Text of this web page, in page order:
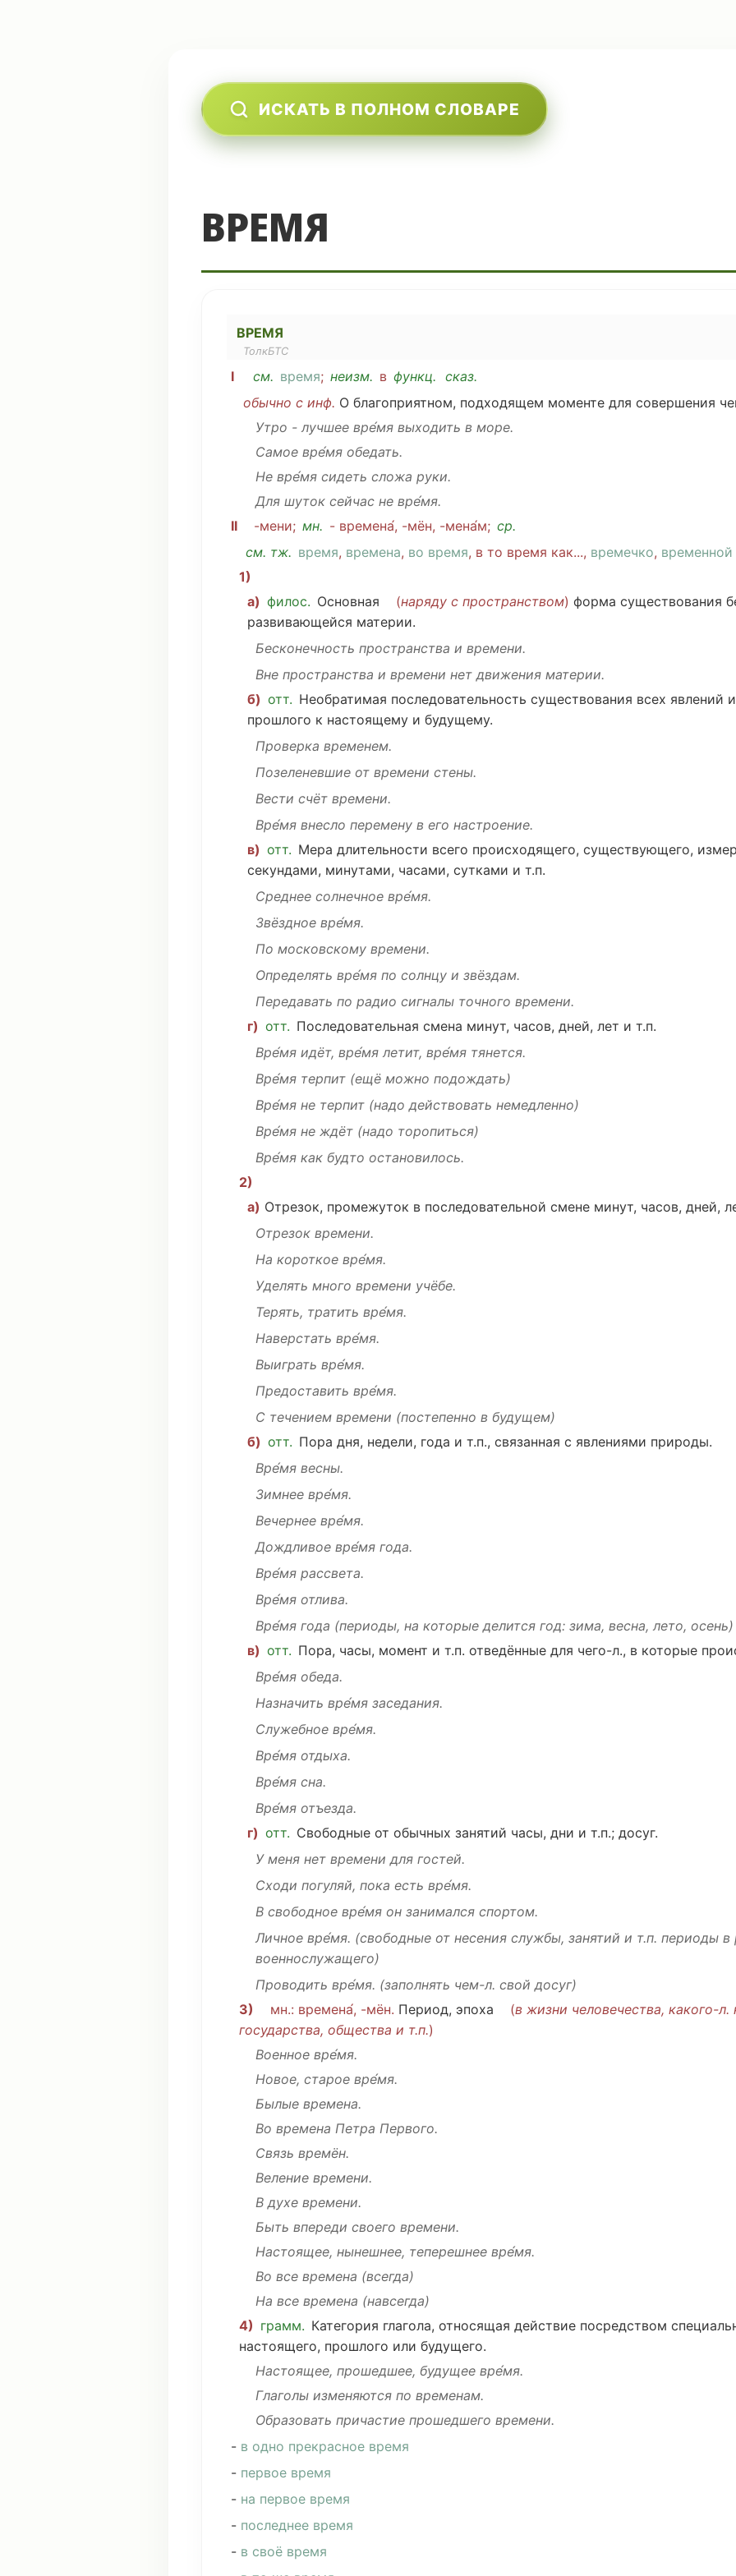
ИСКАТЬ В ПОЛНОМ СЛОВАРЕ
ВРЕМЯ
ВРЕМЯ
ТолкБТС
I см. время; неизм. в функц. сказ.
обычно с инф. О благоприятном, подходящем моменте для совершения
Утро -лучшее вре́мя выходить в море.
Самое вре́мя обедать.
Не вре́мя сидеть сложа руки.
Для шуток сейчас не вре́мя.
II
-мени; мн. - времена́, -мён, -мена́м; ср.
см. тж. время, времена, во время, в то время как..., времечко, временной
1)
а) филос. Основная (наряду с пространством) форма существования
развивающейся материи.
Бесконечность пространства и времени.
Вне пространства и времени нетдвижения материи.
б) отт. Необратимая последовательность существования всех явлений и
прошлого к настоящему и будущему.
Проверка временем.
Позеленевшие от времени стены.
Вести счёт времени.
Вре́мя внесло перемену в его настроение.
в) отт. Мера длительности всего происходящего, существующего,
секундами, минутами, часами, сутками и т.п.
Среднее солнечное вре́мя.
Звёздное вре́мя.
По московскому времени.
Определять вре́мя по солнцу и звёздам.
Передавать по радио сигналы точного времени.
г) отт. Последовательная смена минут, часов, дней, лет и т.п.
Вре́мя идёт, вре́мялетит, вре́мя тянется.
Вре́мя терпит (ещё можно подождать)
Вре́мя не терпит (надодействовать немедленно)
Вре́мя не ждёт (надо торопиться)
Вре́мя как будто остановилось.
2)
а) Отрезок, промежуток в последовательной смене минут, часов, дней,
Отрезок времени.
На короткое вре́мя.
Уделять много времени учёбе.
Терять, тратить вре́мя.
Наверстать вре́мя.
Выиграть вре́мя.
Предоставить вре́мя.
С течением времени (постепенно в будущем)
б) отт. Пора дня, недели, года и т.п., связанная с явлениями природы.
Вре́мя весны.
Зимнее вре́мя.
Вечернее вре́мя.
Дождливое вре́мя года.
Вре́мя рассвета.
Вре́мя отлива.
Вре́мя года (периоды, на которые делится год: зима, весна,лето, осень)
в) отт. Пора, часы, момент и т.п. отведённые для чего-л., в которые
Вре́мя обеда.
Назначить вре́мя заседания.
Служебное вре́мя.
Вре́мя отдыха.
Вре́мя сна.
Вре́мя отъезда.
г) отт. Свободные от обычных занятий часы, дни и т.п.; досуг.
У меня нет времени для гостей.
Сходи погуляй, пока есть вре́мя.
В свободное вре́мя он занимался спортом.
Личное вре́мя. (свободные от несения службы, занятий и т.п. периоды в
военнослужащего)
Проводить вре́мя. (заполнять чем-л. свой досуг)
3)
мн.: времена́, -мён. Период, эпоха (в жизни человечества, какого-л.
государства, общества и т.п.)
Военное вре́мя.
Новое, старое вре́мя.
Былые времена.
Во времена Петра Первого.
Связь времён.
Веление времени.
Вдухе времени.
Быть впереди своего времени.
Настоящее, нынешнее, теперешнее вре́мя.
Во все времена (всегда)
На все времена (навсегда)
4) грамм. Категория глагола, относящая действие посредством
настоящего, прошлого или будущего.
Настоящее, прошедшее, будущее вре́мя.
Глаголы изменяются по временам.
Образовать причастие прошедшего времени.
- в одно прекрасное время
- первое время
- на первое время
- последнее время
- в своё время